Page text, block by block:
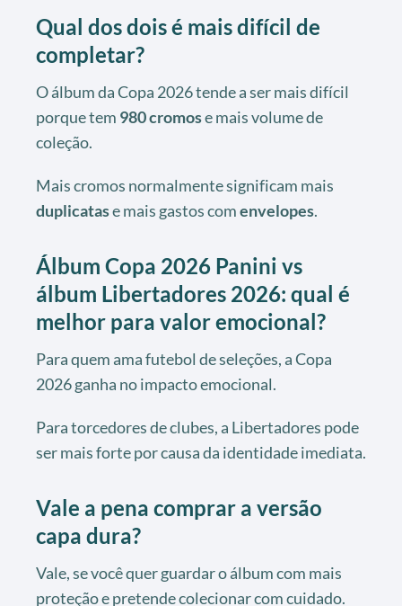
Qual dos dois é mais difícil de
completar?
O álbum da Copa 2026 tende a ser mais difícil
porque tem 980 cromose mais volume de
coleção.
Mais cromos normalmente significam mais
duplicatase mais gastos comenvelopes.
Álbum Copa 2026 Panini vs
álbum Libertadores 2026: qual é
melhor para valor emocional?
Para quem ama futebol de seleções, a Copa
2026 ganha no impacto emocional.
Para torcedores de clubes, a Libertadores pode
ser mais forte por causa da identidade imediata.
Vale a pena comprar a versão
capa dura?
Vale, se você quer guardar o álbum com mais
proteção e pretende colecionar com cuidado.